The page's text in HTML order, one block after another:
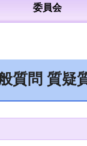
委員会
質問 質疑